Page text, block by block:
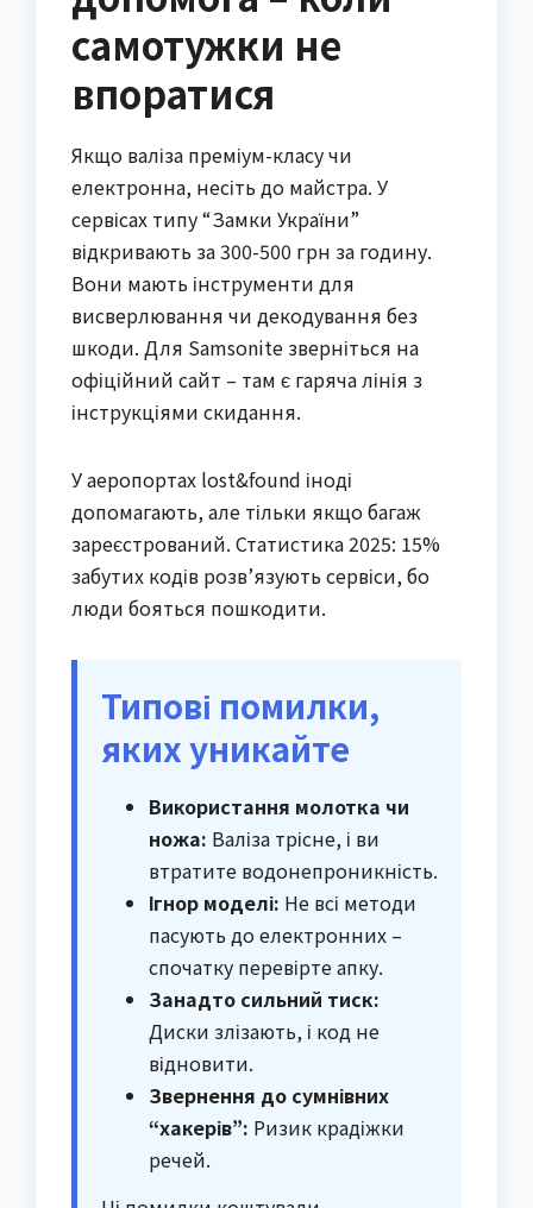
самотужки не
впоратися
Якщо валізa преміум-класу чи
електронна, несіть до майстра. У
сервісах типу “Замки України”
відкривають за 300-500 грн за годину.
Вони мають інструменти для
висверлювання чи декодування без
шкоди. Для Samsonite зверніться на
офіційний сайт – там є гаряча лінія з
інструкціями скидання.
У аеропортах lost&found іноді
допомагають, але тільки якщо багаж
зареєстрований. Статистика 2025: 15%
забутих кодів розв’язують сервіси, бо
люди бояться пошкодити.
Типові помилки,
яких уникайте
Використання молотка чи
ножа: Валізa трісне, і ви
втратите водонепроникність.
Ігнор моделі: Не всі методи
пасують до електронних –
спочатку перевірте апку.
Занадто сильний тиск:
Диски злізають, і код не
відновити.
Звернення до сумнівних
“хакерів”: Ризик крадіжки
речей.